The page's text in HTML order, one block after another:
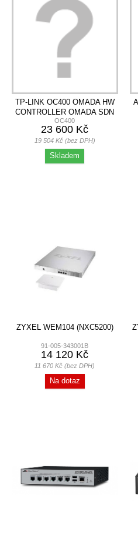
TP-LINK OC400 OMADA HW
CONTROLLER OMADA SDN
OC400
23 600 Kč
19 504 Kč (bez DPH)
Skladem
ZYXEL WEM104 (NXC5200)
91-005-343001B
14 120 Kč
11 670 Kč (bez DPH)
Na dotaz